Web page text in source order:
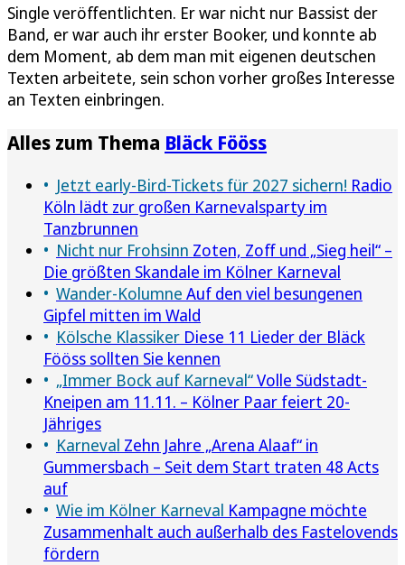
Single veröffentlichten. Er war nicht nur Bassist der
Band, er war auch ihr erster Booker, und konnte ab
dem Moment, ab dem man mit eigenen deutschen
Texten arbeitete, sein schon vorher großes Interesse
an Texten einbringen.
Alles zum Thema Bläck Fööss
Jetzt early-Bird-Tickets für 2027 sichern! Radio
Köln lädt zur großen Karnevalsparty im
Tanzbrunnen
Nicht nur Frohsinn Zoten, Zoff und „Sieg heil“ –
Die größten Skandale im Kölner Karneval
Wander-Kolumne Auf den viel besungenen
Gipfel mitten im Wald
Kölsche Klassiker Diese 11 Lieder der Bläck
Fööss sollten Sie kennen
„Immer Bock auf Karneval“Volle Südstadt-
Kneipen am 11.11. – Kölner Paar feiert 20-
Jähriges
Karneval Zehn Jahre „Arena Alaaf“ in
Gummersbach – Seit dem Start traten 48 Acts
auf
Wie im Kölner Karneval Kampagne möchte
Zusammenhalt auch außerhalb des Fastelovends
fördern